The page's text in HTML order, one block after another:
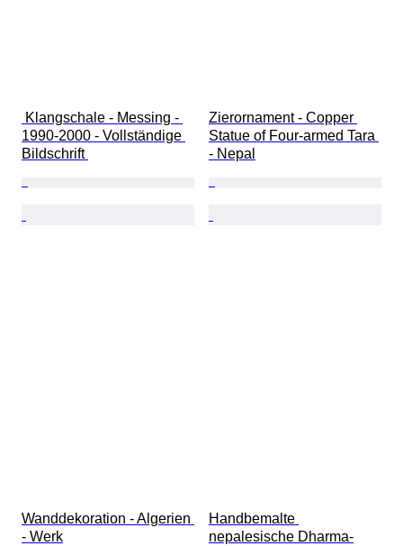
1990-2000 - Vollständige
Bildschrift
Zierornament - Copper
Statue of Four-armed Tara
- Nepal
Wanddekoration - Algerien
- Werk
Handbemalte
nepalesische Dharma-